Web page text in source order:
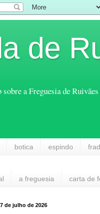
de
a Freguesia de
botica espindo
a freguesia carta de
de julho de 2026